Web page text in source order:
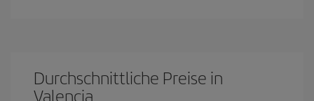
Durchschnittliche Preise in
Valencia